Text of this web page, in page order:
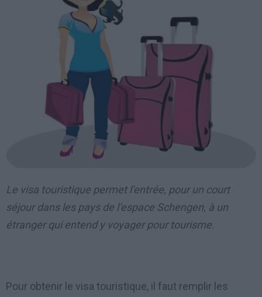
Le visa touristique permet l’entrée, pour un court
séjour dans les pays de l’espace Schengen, à un
étranger qui entend y voyager pour tourisme.
Pour obtenir le visa touristique, il faut remplir les